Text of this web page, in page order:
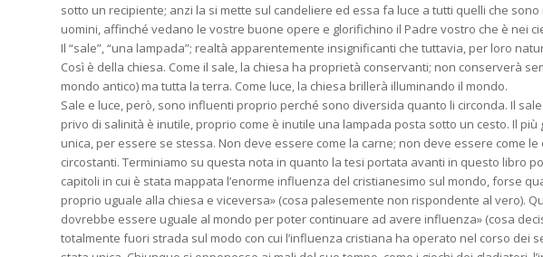
sotto un recipiente; anzi la si mette sul candeliere ed essa fa luce a tutti quelli che
uomini, affinché vedano le vostre buone opere e glorifichino il Padre vostro che è nei
Il “sale”, “una lampada”; realtà apparentemente insignificanti che tuttavia, per loro
Così è della chiesa. Come il sale, la chiesa ha proprietà conservanti; non conserverà
mondo antico) ma tutta la terra. Come luce, la chiesa brillerà illuminando il mondo.
Sale e luce, però, sono influenti proprio perché sono diversida quanto li circonda. Il
privo di salinità è inutile, proprio come è inutile una lampada posta sotto un cesto. Il
unica, per essere se stessa. Non deve essere come la carne; non deve essere come le
circostanti. Terminiamo su questa nota in quanto la tesi portata avanti in questo libro
capitoli in cui è stata mappata l’enorme influenza del cristianesimo sul mondo, forse
proprio uguale alla chiesa e viceversa» (cosa palesemente non rispondente al vero).
dovrebbe essere uguale al mondo per poter continuare ad avere influenza» (cosa
totalmente fuori strada sul modo con cui l’influenza cristiana ha operato nel corso dei